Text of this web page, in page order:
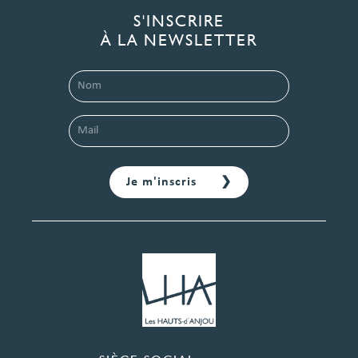
S'INSCRIRE
À LA NEWSLETTER